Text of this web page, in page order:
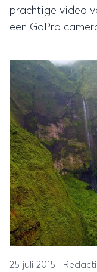
prachtige video
een GoPro
25 juli 2015 ·